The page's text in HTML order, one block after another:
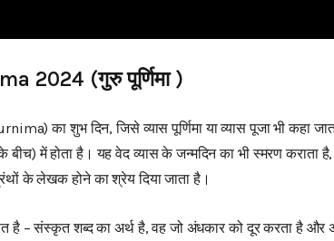
2024 (गुरु पूर्णिमा )
का शुभ दिन, जिसे व्यास पूर्णिमा या व्यास पूजा भी कहा
में होता है। यह वेद व्यास के जन्मदिन का भी स्मरण कराता
के लेखक होने का श्रेय दिया जाता है।
है – संस्कृत शब्द का अर्थ है, वह जो अंधकार को दूर करता है और